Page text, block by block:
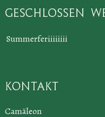
Geschlossen
Summerferiiiiiiii
Kontakt
Camäleon